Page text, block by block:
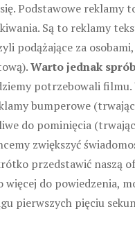
Podstawowe reklamy
Są to reklamy
podążające za
Warto jednak
potrzebowali filmu.
bumperowe
do pominięcia
zwiększyć
przedstawić naszą
do powiedzenia,
pierwszych pięciu